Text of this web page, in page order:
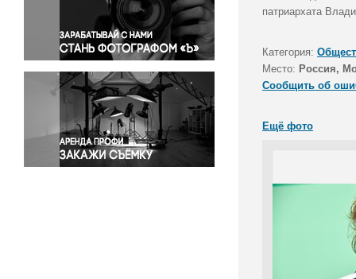
Правосудие
Происшествия и конфликты
Религия
Светская жизнь
Спорт
Экология
Экономика и бизнес
патриархата
Категория:
Место: Россия,
Сообщить об
Ещё фото